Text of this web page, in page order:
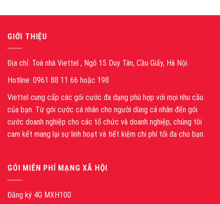
GIỚI THIỆU
Địa chỉ: Toà nhà Viettel , Ngõ 15 Duy Tân, Cầu Giấy, Hà Nội.
Hotline: 0961 88 11 66 hoặc 198
Viettel cung cấp các gói cước đa dạng phù hợp với mọi nhu cầu
của bạn. Từ gói cước cá nhân cho người dùng cá nhân đến gói
cước doanh nghiệp cho các tổ chức và doanh nghiệp, chúng tôi
cam kết mang lại sự linh hoạt và tiết kiệm chi phí tối đa cho bạn.
GÓI MIỄN PHÍ MẠNG XÃ HỘI
Đăng ký 4G MXH100